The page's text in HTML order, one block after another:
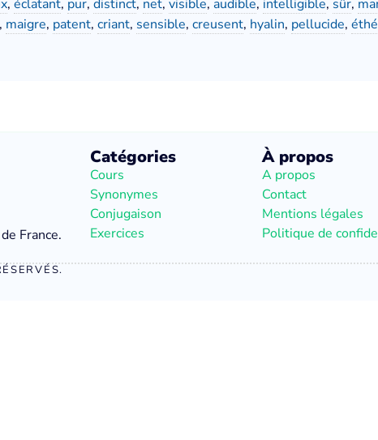
, éclatant, pur, distinct, net, visible, audible, intelligible, sûr,
, maigre, patent, criant, sensible, creusent, hyalin, pellucide,
France.
Catégories
Cours
Synonymes
Conjugaison
Exercices
À propos
A propos
Contact
Mentions légales
Politique de